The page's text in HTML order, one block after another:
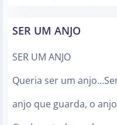
SER UM ANJO
SER UM ANJO
Queria ser um
anjo que guarda, o